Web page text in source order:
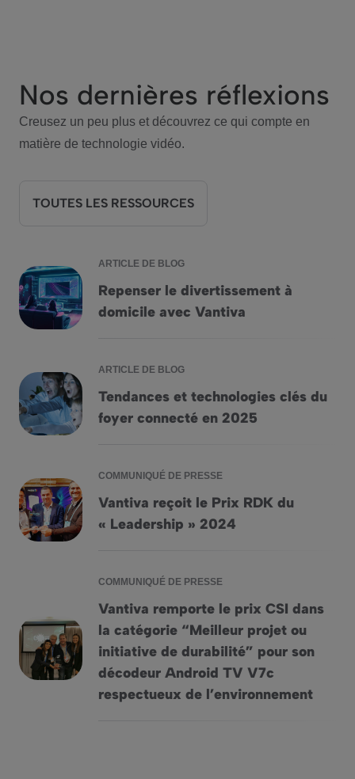
Nos dernières réflexions
Creusez un peu plus et découvrez ce qui compte en
matière de technologie vidéo.
TOUTES LES RESSOURCES
ARTICLE DE BLOG
Repenser le divertissement à
domicile avec Vantiva
Repenser le divertissement à domicile avec Vantiva
ARTICLE DE BLOG
Tendances et technologies clés du
foyer connecté en 2025
Tendances et technologies clés du foyer connecté en 2025
COMMUNIQUÉ DE PRESSE
Vantiva reçoit le Prix RDK du
« Leadership » 2024
Vantiva reçoit le Prix RDK du « Leadership » 2024
COMMUNIQUÉ DE PRESSE
Vantiva remporte le prix CSI dans
la catégorie “Meilleur projet ou
initiative de durabilité” pour son
décodeur Android TV V7c
respectueux de l’environnement
Vantiva remporte le prix CSI dans la catégorie “Meilleur